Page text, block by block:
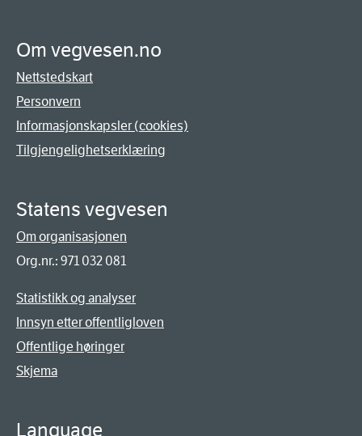
Om vegvesen.no
Nettstedskart
Personvern
Informasjonskapsler (cookies)
Tilgjengelighetserklæring
Statens vegvesen
Om organisasjonen
Org.nr.: 971 032 081
Statistikk og analyser
Innsyn etter offentligloven
Offentlige høringer
Skjema
Language